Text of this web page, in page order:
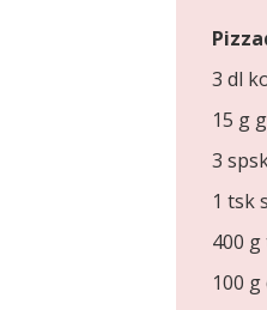
3 dl
15 g
3
1 tsk
400
100